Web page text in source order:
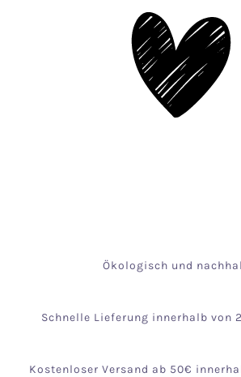
Ökologisch und
Schnelle Lieferung innerhalb von
Kostenloser Versand ab 50€